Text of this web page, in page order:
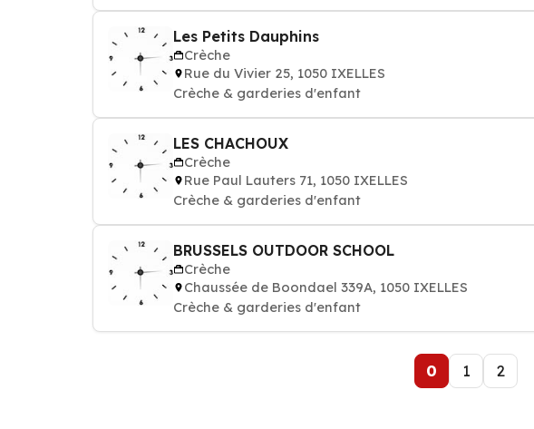
Les Petits Dauphins
Crèche
Rue du Vivier 25, 1050 IXELLES
Crèche & garderies d'enfant
LES CHACHOUX
Crèche
Rue Paul Lauters 71, 1050 IXELLES
Crèche & garderies d'enfant
BRUSSELS OUTDOOR SCHOOL
Crèche
Chaussée de Boondael 339A, 1050 IXELLES
Crèche & garderies d'enfant
0 1 2